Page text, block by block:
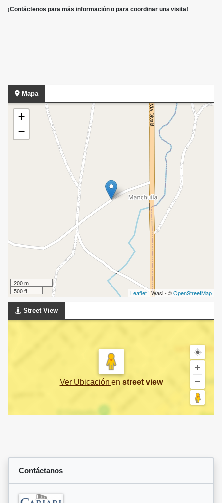
¡Contáctenos para más información o para coordinar una visita!
Mapa
+
−
200 m
500 ft
Leaflet | Wasi - ©OpenStreetMap
Street View
Ver Ubicación en street view
Contáctanos